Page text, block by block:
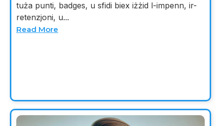
tuża punti, badges, u sfidi biex iżżid l-impenn, ir-
retenzjoni, u...
Read More